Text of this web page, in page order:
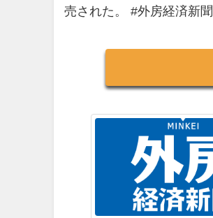
売された。 #外房経済新聞